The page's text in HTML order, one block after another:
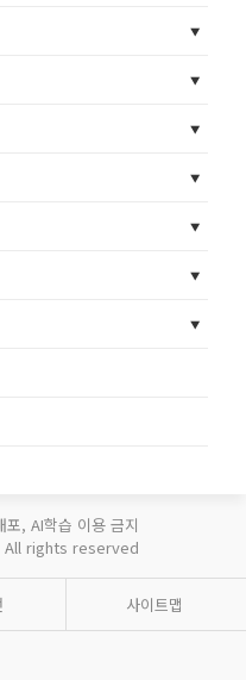
, AI학습 이용 금지
All rights reserved
사이트맵